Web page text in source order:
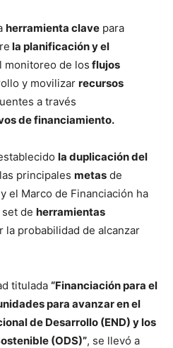
herramienta clave para
la planificación y el
monitoreo de los flujos
y movilizar recursos
a través
de financiamiento.
la duplicación del
principales metas de
el Marco de Financiación ha
de herramientas
la probabilidad de alcanzar
titulada “Financiación para el
para avanzar en el
de Desarrollo (END) y los
(ODS)”, se llevó a